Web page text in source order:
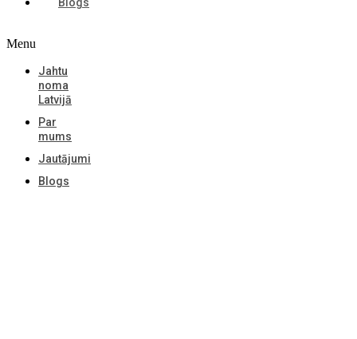
Blogs
Menu
Jahtu
noma
Latvijā
Par
mums
Jautājumi
Blogs